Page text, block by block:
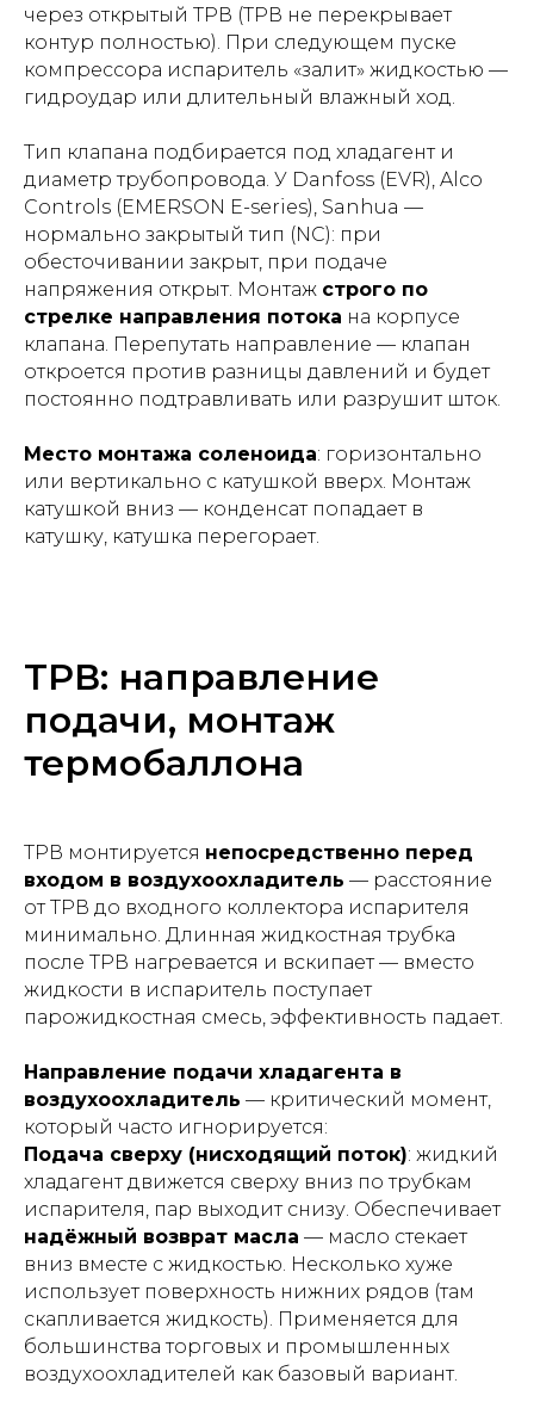
через открытый ТРВ (ТРВ не перекрывает
контур полностью). При следующем пуске
компрессора испаритель «залит» жидкостью —
гидроудар или длительный влажный ход.
Тип клапана подбирается под хладагент и
диаметр трубопровода. У Danfoss (EVR), Alco
Controls (EMERSON E-series), Sanhua —
нормально закрытый тип (NC): при
обесточивании закрыт, при подаче
напряжения открыт. Монтаж строго по
стрелке направления потока на корпусе
клапана. Перепутать направление — клапан
откроется против разницы давлений и будет
постоянно подтравливать или разрушит шток.
Место монтажа соленоида: горизонтально
или вертикально с катушкой вверх. Монтаж
катушкой вниз — конденсат попадает в
катушку, катушка перегорает.
ТРВ: направление
подачи, монтаж
термобаллона
ТРВ монтируется непосредственно перед
входом в воздухоохладитель — расстояние
от ТРВ до входного коллектора испарителя
минимально. Длинная жидкостная трубка
после ТРВ нагревается и вскипает — вместо
жидкости в испаритель поступает
парожидкостная смесь, эффективность падает.
Направление подачи хладагента в
воздухоохладитель — критический момент,
который часто игнорируется:
Подача сверху (нисходящий поток): жидкий
хладагент движется сверху вниз по трубкам
испарителя, пар выходит снизу. Обеспечивает
надёжный возврат масла — масло стекает
вниз вместе с жидкостью. Несколько хуже
использует поверхность нижних рядов (там
скапливается жидкость). Применяется для
большинства торговых и промышленных
воздухоохладителей как базовый вариант.